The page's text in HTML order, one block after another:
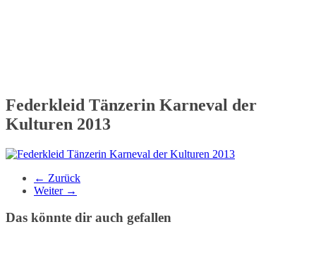
Federkleid Tänzerin Karneval der
Kulturen 2013
← Zurück
Weiter →
Das könnte dir auch gefallen